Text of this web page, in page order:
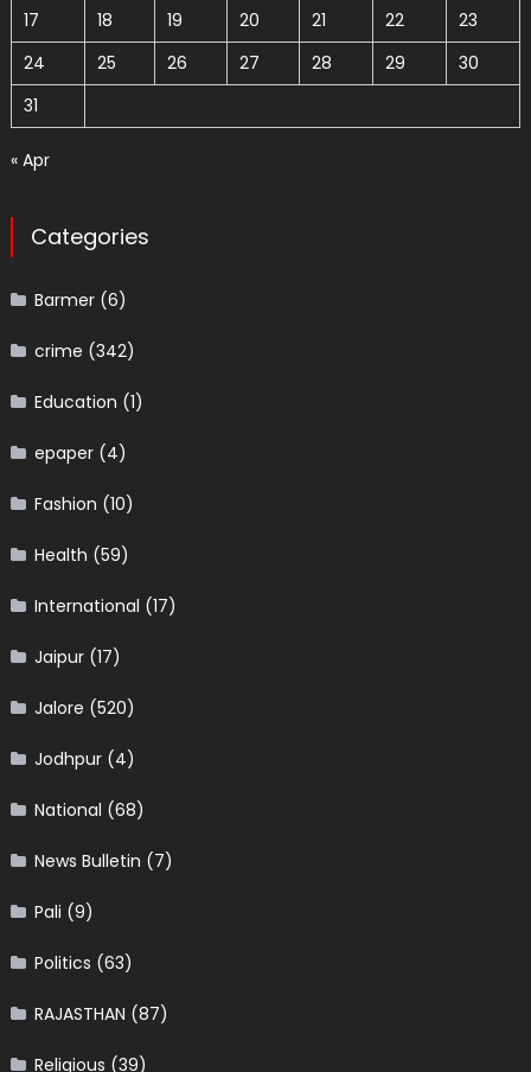
17
18 19 20 21 22
23
24
25 26 27 28 29
30
31
« Apr
Categories
Barmer(6)
crime (342)
Education (1)
epaper(4)
Fashion (10)
Health (59)
International (17)
Jaipur(17)
Jalore (520)
Jodhpur(4)
National (68)
News Bulletin (7)
Pali (9)
Politics (63)
RAJASTHAN (87)
Religious (39)